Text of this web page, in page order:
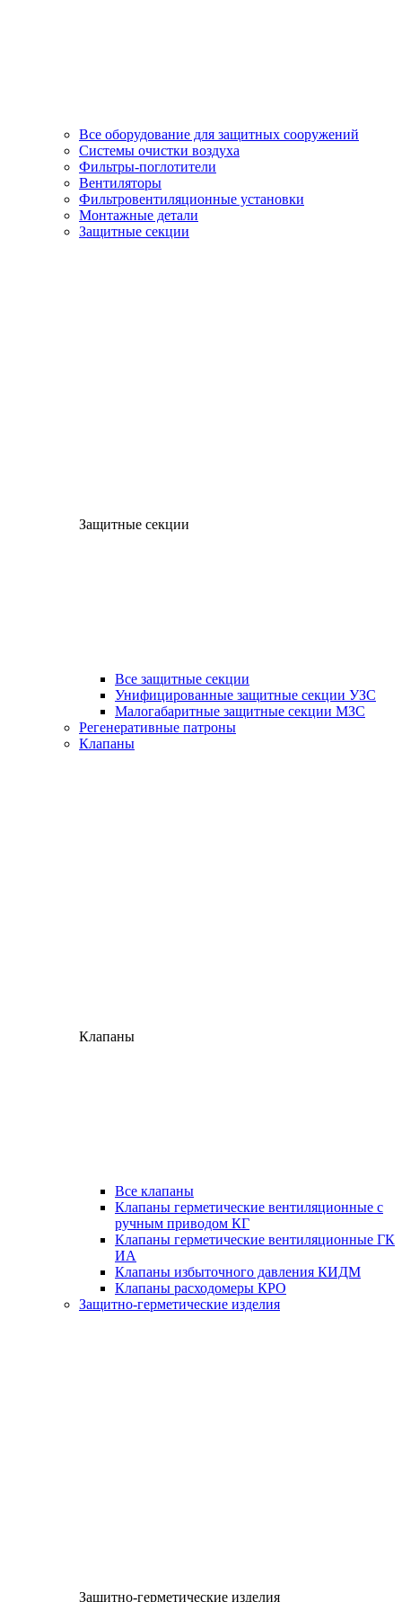
Все оборудование для защитных сооружений
Системы очистки воздуха
Фильтры-поглотители
Вентиляторы
Фильтровентиляционные установки
Монтажные детали
Защитные секции
Защитные секции
Все защитные секции
Унифицированные защитные секции УЗС
Малогабаритные защитные секции МЗС
Регенеративные патроны
Клапаны
Клапаны
Все клапаны
Клапаны герметические вентиляционные с
ручным приводом КГ
Клапаны герметические вентиляционные ГК
ИА
Клапаны избыточного давления КИДМ
Клапаны расходомеры КРО
Защитно-герметические изделия
Защитно-герметические изделия